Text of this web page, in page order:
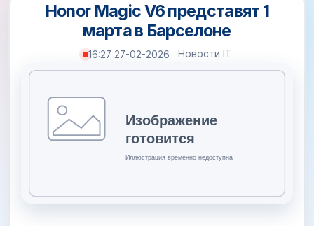
Honor Magic V6 представят 1
марта в Барселоне
16:27 27-02-2026 Новости IT